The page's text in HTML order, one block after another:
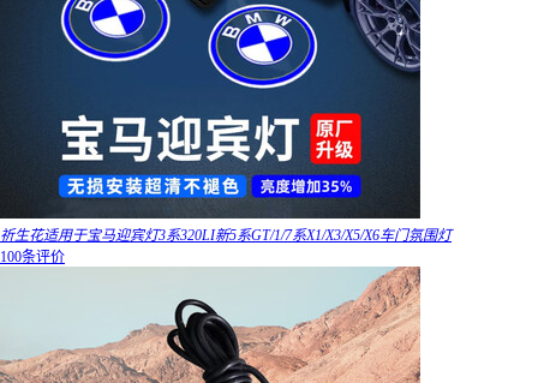
祈生花适用于宝马迎宾灯3系320LI新5系GT/1/7系X1/X3/X5/X6车门氛围灯
100条评价